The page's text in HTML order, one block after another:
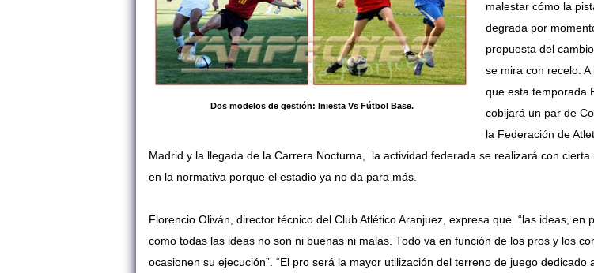
Dos modelos de gestión: Iniesta Vs Fútbol Base.
malestar cómo la
degrada por
propuesta del
se mira con recelo. A
que esta temporada
cobijará un par de
la Federación de
Madrid y la llegada de la Carrera Nocturna, la actividad federada se realizará con cierta
en la normativa porque el estadio ya no da para más.
Florencio Oliván, director técnico del Club Atlético Aranjuez, expresa que “las ideas, en
como todas las ideas no son ni buenas ni malas. Todo va en función de los pros y los
ocasionen su ejecución”. “El pro será la mayor utilización del terreno de juego dedicado